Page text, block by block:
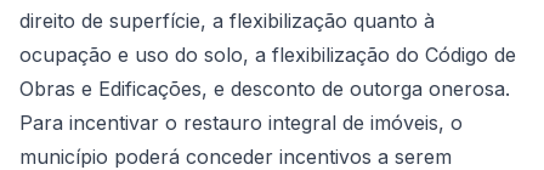
direito de superfície, a flexibilização quanto à
ocupação e uso do solo, a flexibilização do Código de
Obras e Edificações, e desconto de outorga onerosa.
Para incentivar o restauro integral de imóveis, o
município poderá conceder incentivos a serem